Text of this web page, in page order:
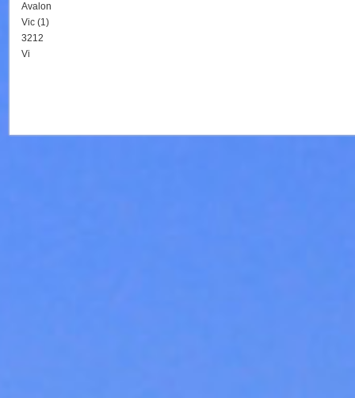
Avalon
Vic (1)
3212
Vi